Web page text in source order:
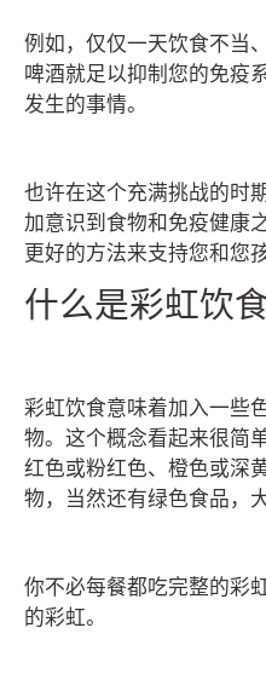
例如，仅仅一天饮食不当
啤酒就足以抑制您的免疫
发生的事情。
也许在这个充满挑战的时
加意识到食物和免疫健康
更好的方法来支持您和您
什么是彩虹饮食
彩虹饮食意味着加入一些
物。这个概念看起来很简
红色或粉红色、橙色或深
物，当然还有绿色食品，
你不必每餐都吃完整的彩
的彩虹。